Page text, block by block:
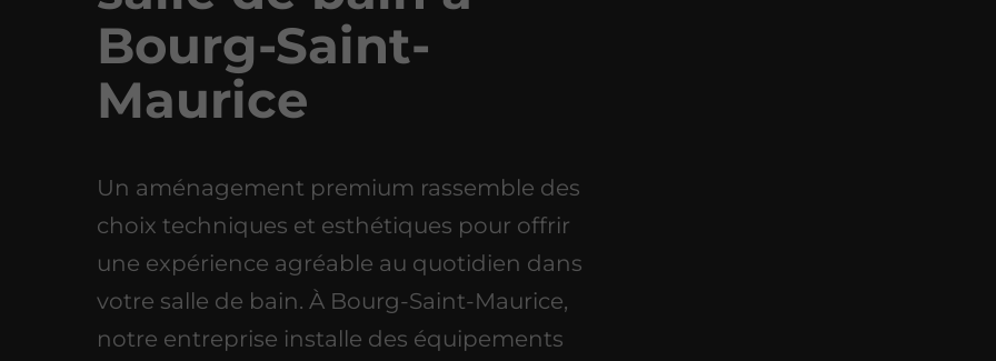
Bourg-Saint-
Maurice
Un aménagement premium rassemble des
choix techniques et esthétiques pour offrir
une expérience agréable au quotidien dans
votre salle de bain. À Bourg-Saint-Maurice,
notre entreprise installe des équipements